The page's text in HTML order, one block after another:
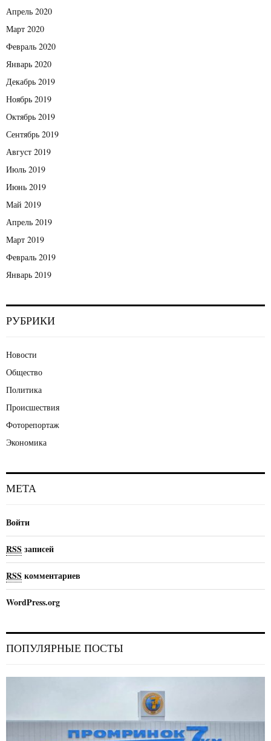
Апрель 2020
Март 2020
Февраль 2020
Январь 2020
Декабрь 2019
Ноябрь 2019
Октябрь 2019
Сентябрь 2019
Август 2019
Июль 2019
Июнь 2019
Май 2019
Апрель 2019
Март 2019
Февраль 2019
Январь 2019
РУБРИКИ
Новости
Общество
Политика
Происшествия
Фоторепортаж
Экономика
МЕТА
Войти
RSS записей
RSS комментариев
WordPress.org
ПОПУЛЯРНЫЕ ПОСТЫ